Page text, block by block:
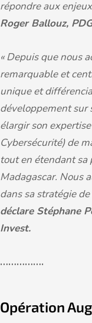
répondre aux
Roger Ballouz,
« Depuis que nous
remarquable et
unique et
développement sur
élargir son
Cybersécurité) de
tout en étendant sa
Madagascar. Nous
dans sa stratégie
déclare Stéphane
Invest.
…………….
Opération